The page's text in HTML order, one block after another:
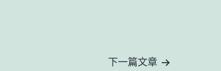
下一篇文章